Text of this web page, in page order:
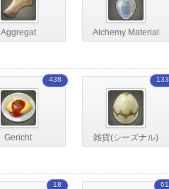
Aggregat Alchemy Material
Gericht
438
雑貨(シーズナル)
133
18 61